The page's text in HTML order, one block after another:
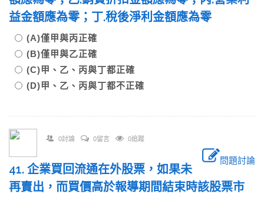
益金額應為零；丁.稅後淨利金額應為零
(A)僅甲與丙正確
(B)僅甲與乙正確
(C)甲、乙、丙與丁都正確
(D)甲、乙、丙與丁都不正確
0討論 0留言 0追蹤
問題討論
41. 企業買回流通在外股票，如果未
再賣出，而買價高於報導期間結束時該股票市